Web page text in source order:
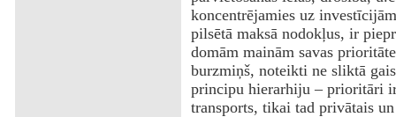
koncentrējamies uz
pilsētā maksā nodokļus, ir
domām mainām savas
burzmiņš, noteikti ne sliktā
principu hierarhiju – prioritāri
transports, tikai tad privātais